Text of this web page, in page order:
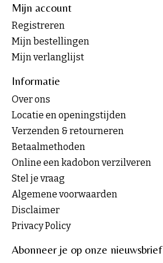
Mijn account
Registreren
Mijn bestellingen
Mijn verlanglijst
Informatie
Over ons
Locatie en openingstijden
Verzenden & retourneren
Betaalmethoden
Online een kadobon verzilveren
Stel je vraag
Algemene voorwaarden
Disclaimer
Privacy Policy
Abonneer je op onze nieuwsbrief